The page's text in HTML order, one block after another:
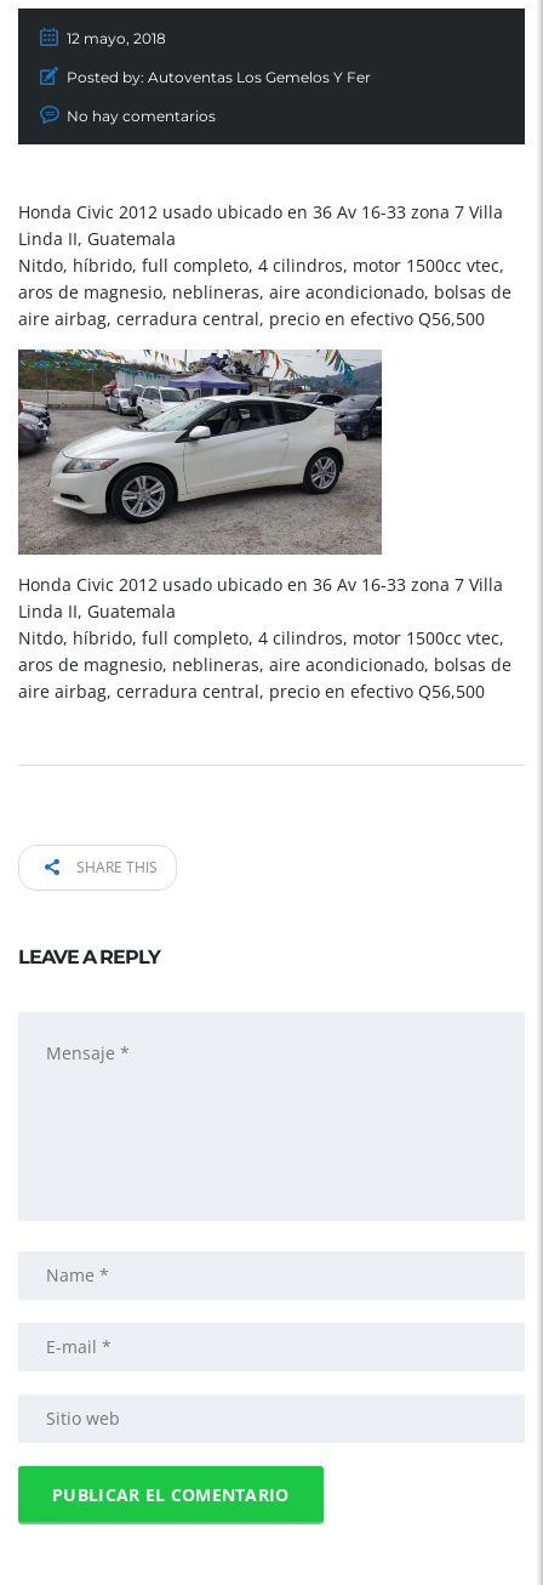
12 mayo, 2018
Posted by: Autoventas Los Gemelos Y Fer
No hay comentarios
Honda Civic 2012 usado ubicado en 36 Av 16-33 zona 7 Villa
Linda II, Guatemala
Nitdo, híbrido, full completo, 4 cilindros, motor 1500cc vtec,
aros de magnesio, neblineras, aire acondicionado, bolsas de
aire airbag, cerradura central, precio en efectivo Q56,500
Honda Civic 2012 usado ubicado en 36 Av 16-33 zona 7 Villa
Linda II, Guatemala
Nitdo, híbrido, full completo, 4 cilindros, motor 1500cc vtec,
aros de magnesio, neblineras, aire acondicionado, bolsas de
aire airbag, cerradura central, precio en efectivo Q56,500
SHARE THIS
LEAVE A REPLY